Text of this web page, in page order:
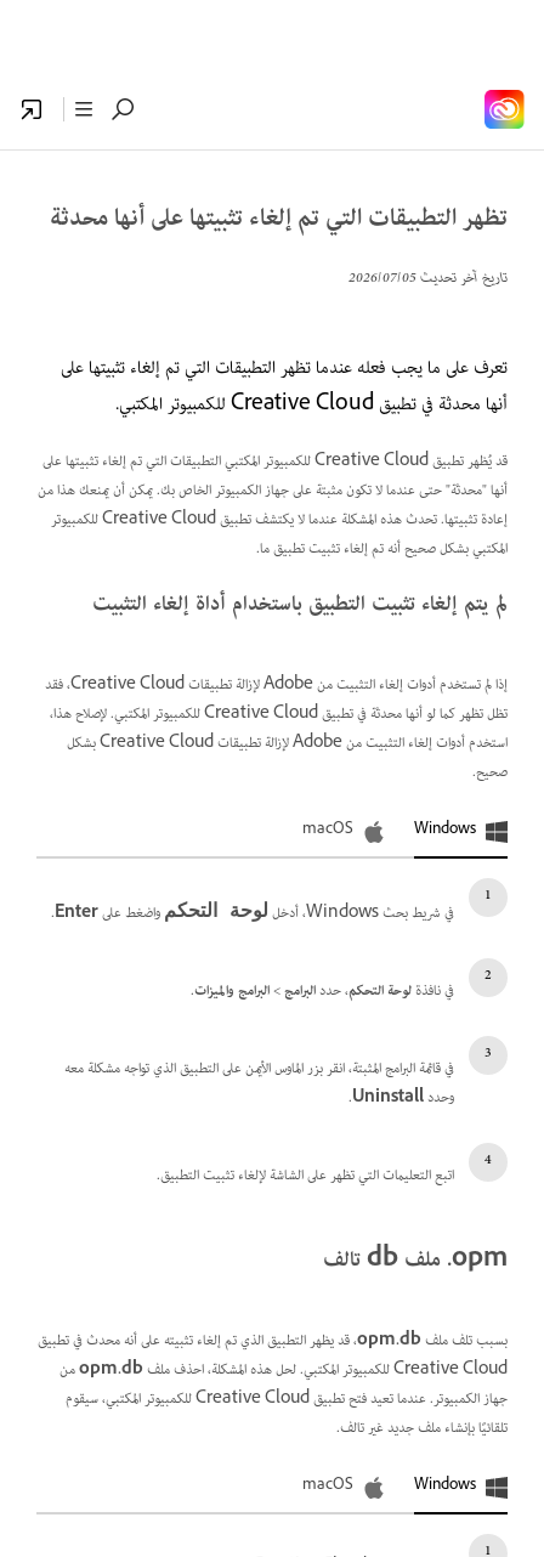
تظهر التطبيقات التي تم إلغاء تثبيتها على أنها محدثة
تاريخ آخر تحديث05‏/07‏/2026
تعرف على ما يجب فعله عندما تظهر التطبيقات التي تم إلغاء تثبيتها على
أنها محدثة في تطبيق Creative Cloud للكمبيوتر المكتبي.
قد يُظهر تطبيق Creative Cloud للكمبيوتر المكتبي التطبيقات التي تم إلغاء تثبيتها على
أنها "محدثة" حتى عندما لا تكون مثبتة على جهاز الكمبيوتر الخاص بك. يمكن أن يمنعك هذا من
إعادة تثبيتها. تحدث هذه المشكلة عندما لا يكتشف تطبيق Creative Cloud للكمبيوتر
المكتبي بشكل صحيح أنه تم إلغاء تثبيت تطبيق ما.
لم يتم إلغاء تثبيت التطبيق باستخدام أداة إلغاء التثبيت
إذا لم تستخدم أدوات إلغاء التثبيت من Adobe لإزالة تطبيقات Creative Cloud، فقد
تظل تظهر كما لو أنها محدثة في تطبيق Creative Cloud للكمبيوتر المكتبي. لإصلاح هذا،
استخدم أدوات إلغاء التثبيت من Adobe لإزالة تطبيقات Creative Cloud بشكل
صحيح.
Windows
macOS
في شريط بحث Windows، أدخل لوحة التحكم واضغط علىEnter
.
في نافذةلوحة التحكم، حددالبرامج>البرامج والميزات.
في قائمة البرامج المثبتة، انقر بزر الماوس الأيمن على التطبيق الذي تواجه مشكلة معه
وحددUninstall
.
اتبع التعليمات التي تظهر على الشاشة لإلغاء تثبيت التطبيق.
opm. ملف db تالف
بسبب تلف ملفopm.db، قد يظهر التطبيق الذي تم إلغاء تثبيته على أنه محدث في تطبيق
Creative Cloud للكمبيوتر المكتبي. لحل هذه المشكلة، احذف ملف
opm.dbمن
جهاز الكمبيوتر. عندما تعيد فتح تطبيق Creative Cloud للكمبيوتر المكتبي، سيقوم
تلقائيًا بإنشاء ملف جديد غير تالف.
Windows
macOS